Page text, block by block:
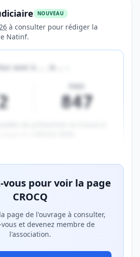
NOUVEAU
à consulter pour rédiger la
Natinf.
avoir à
847
vous pour voir la page
CROCQ
page de l'ouvrage à consulter,
et devenez membre de
l'association.